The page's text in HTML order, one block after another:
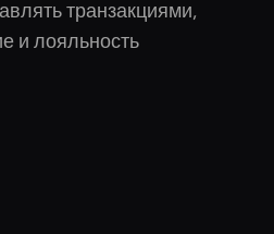
транзакциями,
и лояльность